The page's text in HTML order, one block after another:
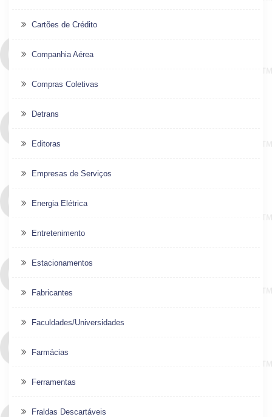
Cartões de Crédito
Companhia Aérea
Compras Coletivas
Detrans
Editoras
Empresas de Serviços
Energia Elétrica
Entretenimento
Estacionamentos
Fabricantes
Faculdades/Universidades
Farmácias
Ferramentas
Fraldas Descartáveis